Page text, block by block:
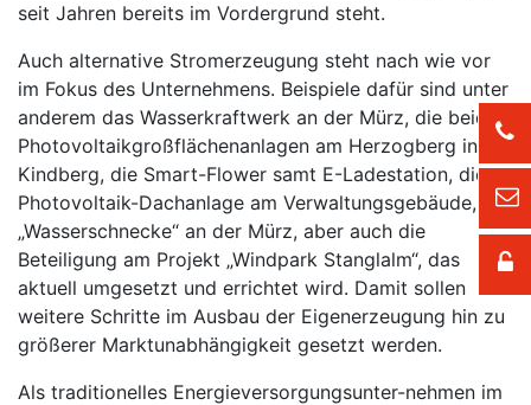
seit Jahren bereits im Vordergrund steht.
Auch alternative Stromerzeugung steht nach wie vor
im Fokus des Unternehmens. Beispiele dafür sind unter
anderem das Wasserkraftwerk an der Mürz, die beiden
Photovoltaikgroßflächenanlagen am Herzogberg in
Kindberg, die Smart-Flower samt E-Ladestation, die
Photovoltaik-Dachanlage am Verwaltungsgebäude, die
„Wasserschnecke“ an der Mürz, aber auch die
Beteiligung am Projekt „Windpark Stanglalm“, das
aktuell umgesetzt und errichtet wird. Damit sollen
weitere Schritte im Ausbau der Eigenerzeugung hin zu
größerer Marktunabhängigkeit gesetzt werden.
Als traditionelles Energieversorgungsunter-nehmen im